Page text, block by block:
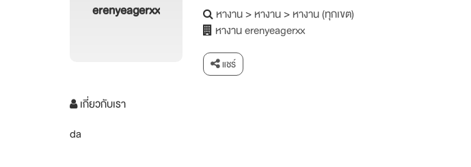
erenyeagerxx หางาน>หางาน>หางาน (ทุกเขต)
หางาน erenyeagerxx
แชร์
เกี่ยวกับเรา
da